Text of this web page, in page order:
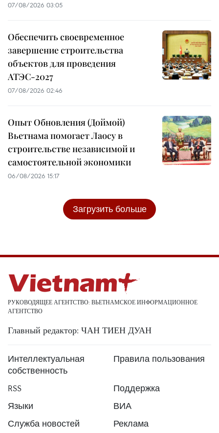
07/08/2026 03:05
Обеспечить своевременное
завершение строительства
объектов для проведения
АТЭС-2027
07/08/2026 02:46
Опыт Обновления (Доймой)
Вьетнама помогает Лаосу в
строительстве независимой и
самостоятельной экономики
06/08/2026 15:17
Загрузить больше
РУКОВОДЯЩЕЕ АГЕНТСТВО: ВЬЕТНАМСКОЕ ИНФОРМАЦИОННОЕ
АГЕНТСТВО
Главный редактор: ЧАН ТИЕН ДУАН
Интеллектуальная
собственность
Правила пользования
RSS
Поддержка
Языки
ВИА
Служба новостей
Реклама